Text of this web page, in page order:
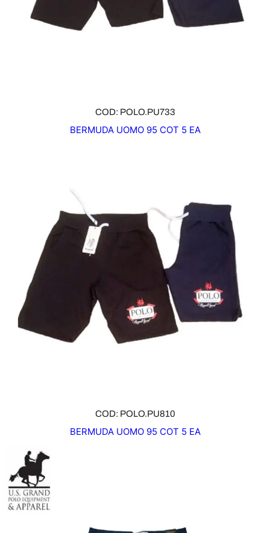
COD: POLO.PU733
BERMUDA UOMO 95 COT 5 EA
COD: POLO.PU810
BERMUDA UOMO 95 COT 5 EA